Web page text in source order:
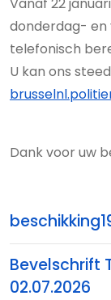
donderdag- en
telefonisch
U kan ons
Dank voor uw
Bevelschrift
02.07.2026